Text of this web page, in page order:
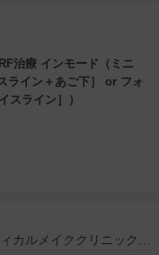
治療 インモード（ミニ
ライン＋あご下］ or フォ
スライン］）
カルメイククリニック